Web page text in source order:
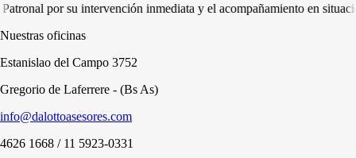
intervención inmediata y el acompañamiento en situación de
Nuestras oficinas
Estanislao del Campo 3752
Gregorio de Laferrere - (Bs As)
info@dalottoasesores.com
4626 1668 / 11 5923-0331